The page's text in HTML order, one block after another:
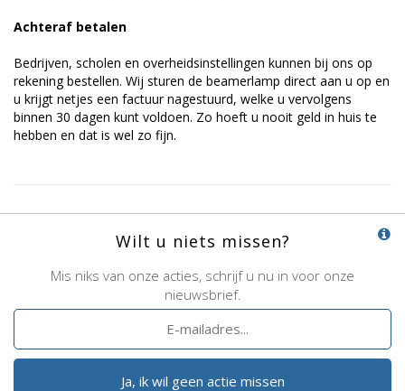
Achteraf betalen
Bedrijven, scholen en overheidsinstellingen kunnen bij ons op
rekening bestellen. Wij sturen de beamerlamp direct aan u op en
u krijgt netjes een factuur nagestuurd, welke u vervolgens
binnen 30 dagen kunt voldoen. Zo hoeft u nooit geld in huis te
hebben en dat is wel zo fijn.
Wilt u niets missen?
Mis niks van onze acties, schrijf u nu in voor onze
nieuwsbrief.
Ja, ik wil geen actie missen